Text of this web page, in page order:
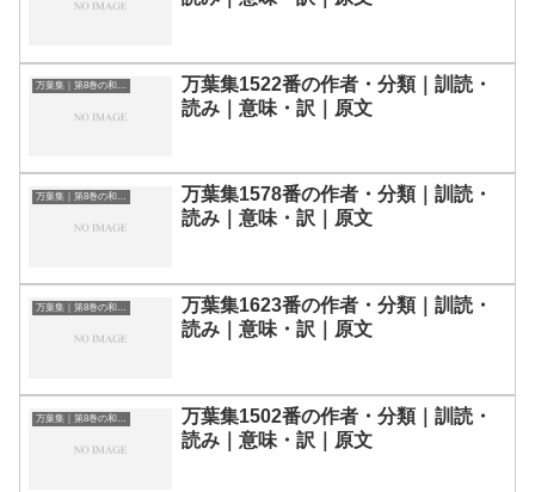
万葉集｜第8巻の和歌一覧
万葉集1522番の作者・分類｜訓読・
読み｜意味・訳｜原文
万葉集｜第8巻の和歌一覧
万葉集1578番の作者・分類｜訓読・
読み｜意味・訳｜原文
万葉集｜第8巻の和歌一覧
万葉集1623番の作者・分類｜訓読・
読み｜意味・訳｜原文
万葉集｜第8巻の和歌一覧
万葉集1502番の作者・分類｜訓読・
読み｜意味・訳｜原文